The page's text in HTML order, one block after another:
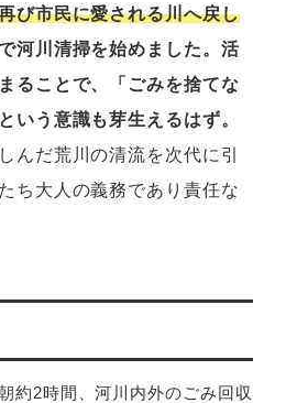
び市民に愛される川へ戻し
河川清掃を始めました。活
ることで、「ごみを捨てな
いう 意識も芽生えるはず。
んだ荒川の清流を次代に引
ち大人の義務であり責任な
約2時間、河川内外のごみ回収